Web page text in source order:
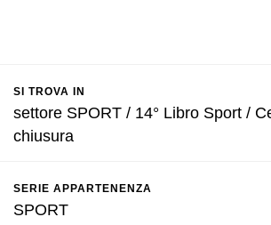
SI TROVA IN
settore SPORT / 14° Libro Sport /
chiusura
SERIE APPARTENENZA
SPORT